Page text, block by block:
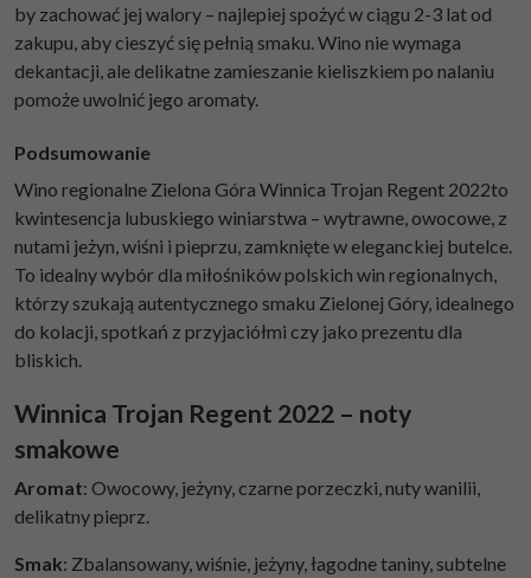
by zachować jej walory – najlepiej spożyć w ciągu 2-3 lat od
zakupu, aby cieszyć się pełnią smaku. Wino nie wymaga
dekantacji, ale delikatne zamieszanie kieliszkiem po nalaniu
pomoże uwolnić jego aromaty.
Podsumowanie
Wino regionalne Zielona Góra Winnica Trojan Regent 2022to
kwintesencja lubuskiego winiarstwa – wytrawne, owocowe, z
nutami jeżyn, wiśni i pieprzu, zamknięte w eleganckiej butelce.
To idealny wybór dla miłośników polskich win regionalnych,
którzy szukają autentycznego smaku Zielonej Góry, idealnego
do kolacji, spotkań z przyjaciółmi czy jako prezentu dla
bliskich.
Winnica Trojan Regent 2022 – noty
smakowe
Aromat: Owocowy, jeżyny, czarne porzeczki, nuty wanilii,
delikatny pieprz.
Smak: Zbalansowany, wiśnie, jeżyny, łagodne taniny, subtelne